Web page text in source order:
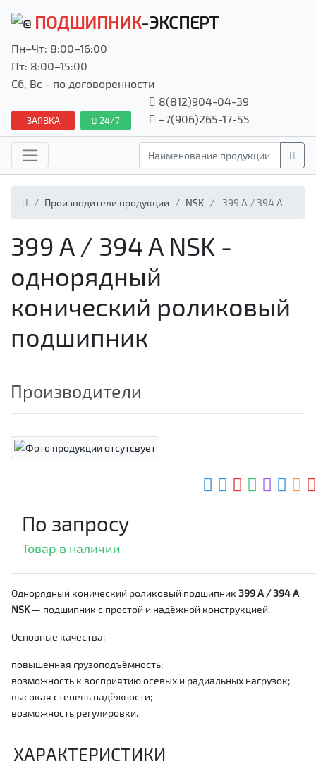
ПОДШИПНИК-ЭКСПЕРТ
Пн–Чт: 8:00–16:00
Пт: 8:00–15:00
Сб, Вс - по договоренности
ЗАЯВКА 24/7
8(812)904-04-39
+7(906)265-17-55
Производители продукции NSK 399 A / 394 A
399 A / 394 A NSK -
однорядный
конический роликовый
подшипник
Производители
По запросу
Товар в наличии
Однорядный конический роликовый подшипник 399 A / 394 A
NSK— подшипник с простой и надёжной конструкцией.
Основные качества:
повышенная грузоподъёмность;
возможность к восприятию осевых и радиальных нагрузок;
высокая степень надёжности;
возможность регулировки.
ХАРАКТЕРИСТИКИ